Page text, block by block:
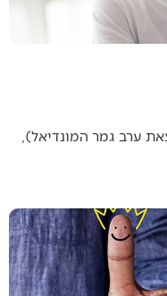
ערב גמר המונדיאל),